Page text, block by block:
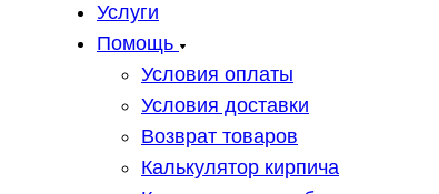
Услуги
Помощь
Условия оплаты
Условия доставки
Возврат товаров
Калькулятор кирпича